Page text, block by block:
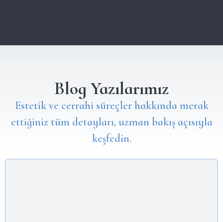
Blog Yazılarımız
Estetik ve cerrahi süreçler hakkında merak
ettiğiniz tüm detayları, uzman bakış açısıyla
keşfedin.